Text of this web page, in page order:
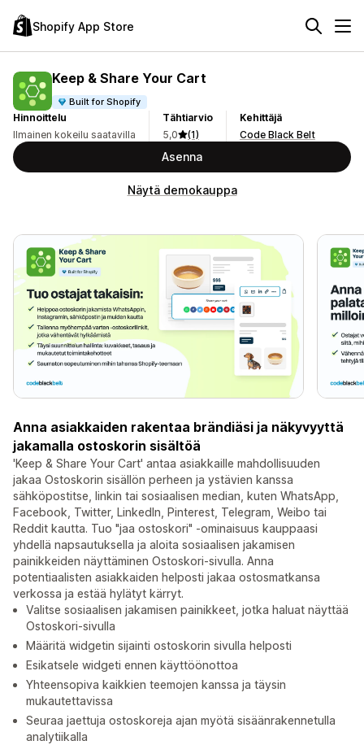
Shopify App Store
Keep & Share Your Cart
Built for Shopify
Hinnoittelu
Ilmainen kokeilu saatavilla
Tähtiarvio
5,0
(1)
Kehittäjä
Code Black Belt
Asenna
Näytä demokauppa
Anna asiakkaiden rakentaa brändiäsi ja näkyvyyttä
jakamalla ostoskorin sisältöä
'Keep & Share Your Cart' antaa asiakkaille mahdollisuuden
jakaa Ostoskorin sisällön perheen ja ystävien kanssa
sähköpostitse, linkin tai sosiaalisen median, kuten WhatsApp,
Facebook, Twitter, LinkedIn, Pinterest, Telegram, Weibo tai
Reddit kautta. Tuo "jaa ostoskori" -ominaisuus kauppaasi
yhdellä napsautuksella ja aloita sosiaalisen jakamisen
painikkeiden näyttäminen Ostoskori-sivulla. Anna
potentiaalisten asiakkaiden helposti jakaa ostosmatkansa
verkossa ja estää hylätyt kärryt.
Valitse sosiaalisen jakamisen painikkeet, jotka haluat näyttää
Ostoskori-sivulla
Määritä widgetin sijainti ostoskorin sivulla helposti
Esikatsele widgeti ennen käyttöönottoa
Yhteensopiva kaikkien teemojen kanssa ja täysin
mukautettavissa
Seuraa jaettuja ostoskoreja ajan myötä sisäänrakennetulla
analytiikalla